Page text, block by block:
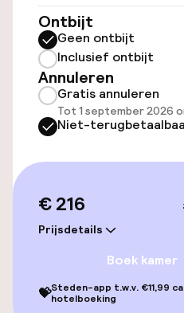
Lift
Voor
geoptimaliseerde
Kamers
Voor
geoptimaliseerde
Entertainment
Betaalde wifi
Ontbijt
Geen ontbijt
Inclusief ontbijt
Annuleren
Gratis annuleren
Tot 1 september 2026
Niet-
€ 216
Prijsdetails
Boek kamer
💝Steden-app t.w.v. €11,99
hotelboeking